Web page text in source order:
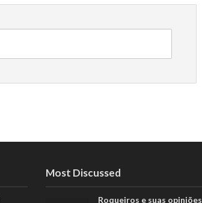
Most Discussed
Roqueiros e suas opiniões